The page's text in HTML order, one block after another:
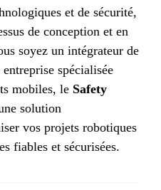
et de sécurité,
de conception et en
soyez un intégrateur de
spécialisée
mobiles, le Safety
solution
vos projets robotiques
fiables et sécurisées.